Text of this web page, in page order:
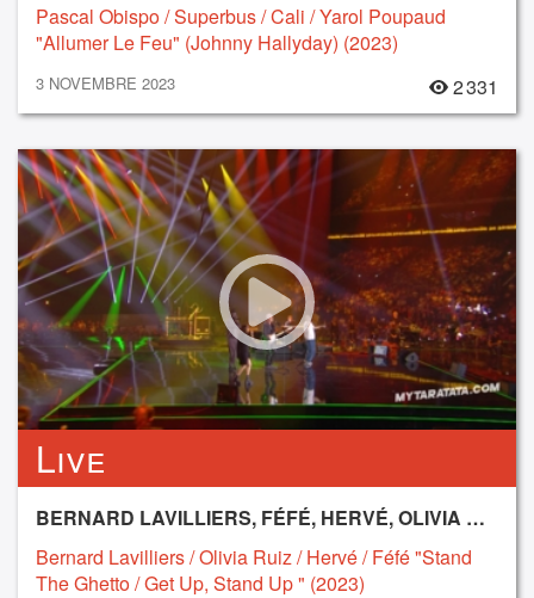
Pascal Obispo / Superbus / Cali / Yarol Poupaud
"Allumer Le Feu" (Johnny Hallyday) (2023)
3 NOVEMBRE 2023 2 331
Live
BERNARD LAVILLIERS, FÉFÉ, HERVÉ, OLIVIA RUIZ
Bernard Lavilliers / Olivia Ruiz / Hervé / Féfé "Stand
The Ghetto / Get Up, Stand Up " (2023)